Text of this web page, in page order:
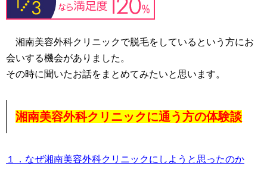
湘南美容外科クリニックで脱毛をしているという方にお
会いする機会がありました。
その時に聞いたお話をまとめてみたいと思います。
湘南美容外科クリニックに通う方の体験談
１．なぜ湘南美容外科クリニックにしようと思ったのか